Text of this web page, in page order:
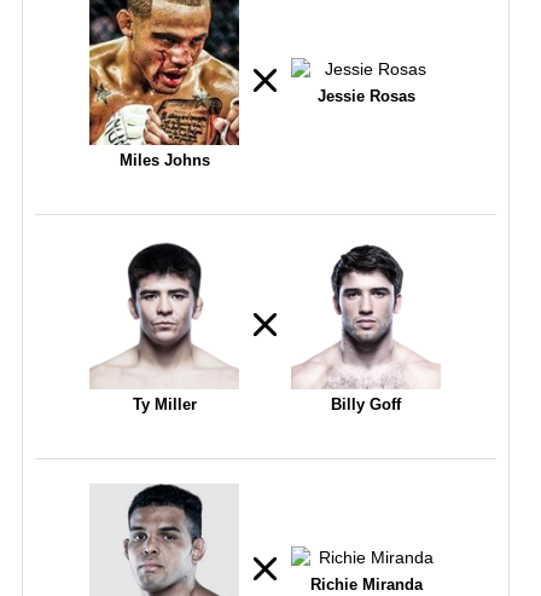
Miles Johns
Jessie Rosas
Ty Miller Billy Goff
Richie Miranda